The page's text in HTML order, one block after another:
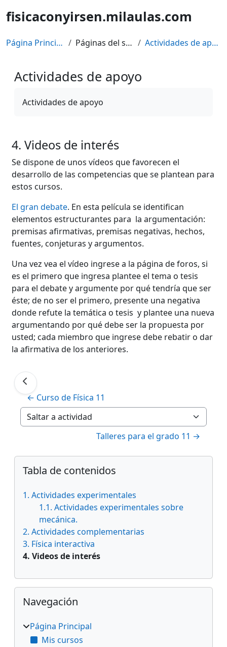
fisicaconyirsen.milaulas.com
Página Principal Páginas del sitio Actividades de apoyo
Actividades de apoyo
Actividades de apoyo
4. Videos de interés
Se dispone de unos vídeos que favorecen el
desarrollo de las competencias que se plantean para
estos cursos.
El gran debate. En esta película se identifican
elementos estructurantes para la argumentación:
premisas afirmativas, premisas negativas, hechos,
fuentes, conjeturas y argumentos.
Una vez vea el vídeo ingrese a la página de foros, si
es el primero que ingresa plantee el tema o tesis
para el debate y argumente por qué tendría que ser
éste; de no ser el primero, presente una negativa
donde refute la temática o tesis y plantee una nueva
argumentando por qué debe ser la propuesta por
usted; cada miembro que ingrese debe rebatir o dar
la afirmativa de los anteriores.
← Curso de Física 11
Saltar a actividad
Talleres para el grado 11 →
Bloques
Salta Tabla de contenidos
Tabla de contenidos
1. Actividades experimentales
1.1. Actividades experimentales sobre
mecánica.
2. Actividades complementarias
3. Física interactiva
4. Videos de interés
Salta Navegación
Navegación
Página Principal
Mis cursos